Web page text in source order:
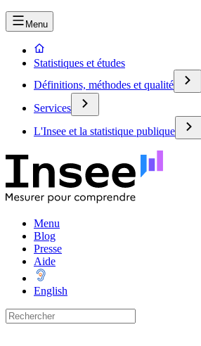
Menu
Statistiques et études
Définitions, méthodes et qualité
Services
L'Insee et la statistique publique
Menu
Blog
Presse
Aide
English